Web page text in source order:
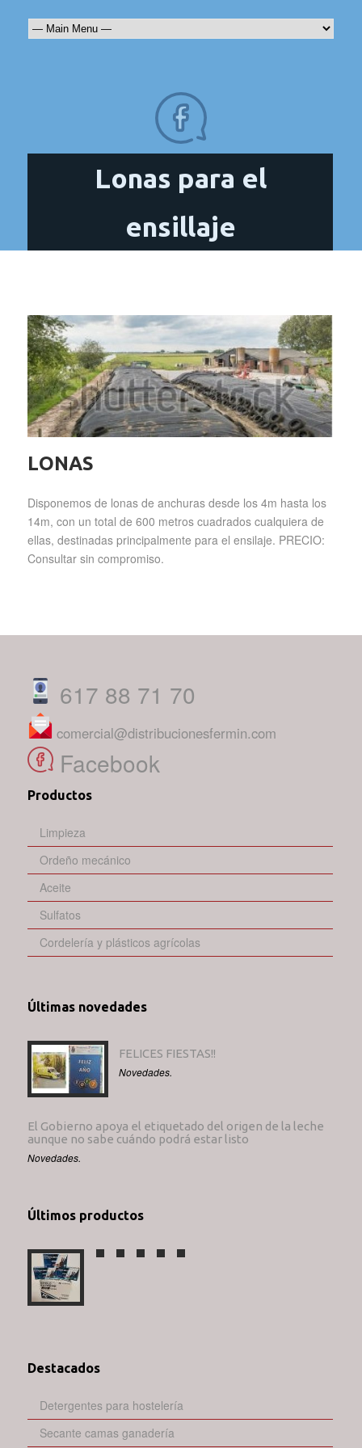
Lonas para el
ensillaje
LONAS
Disponemos de lonas de anchuras desde los 4m hasta los
14m, con un total de 600 metros cuadrados cualquiera de
ellas, destinadas principalmente para el ensilaje. PRECIO:
Consultar sin compromiso.
617 88 71 70
comercial@distribucionesfermin.com
Facebook
Productos
Limpieza
Ordeño mecánico
Aceite
Sulfatos
Cordelería y plásticos agrícolas
Últimas novedades
FELICES FIESTAS!!
Novedades.
El Gobierno apoya el etiquetado del origen de la leche
aunque no sabe cuándo podrá estar listo
Novedades.
Últimos productos
Destacados
Detergentes para hostelería
Secante camas ganadería